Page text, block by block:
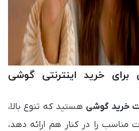
برای خرید اینترنتی گوشی
خرید گوشی هستید که تنوع بالا،
مناسب را در کنار هم ارائه دهد،